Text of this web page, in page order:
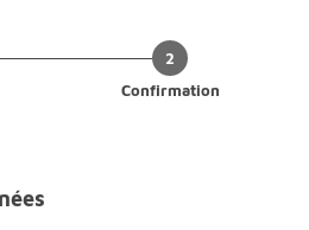
Confirmation